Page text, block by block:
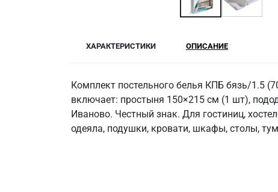
ХАРАКТЕРИСТИКИ ОПИСАНИЕ
Комплект постельного белья КПБ бязь/1.5
включает: простыня 150×215 см (1 шт),
Иваново. Честный знак. Для гостиниц,
одеяла, подушки, кровати, шкафы, столы,